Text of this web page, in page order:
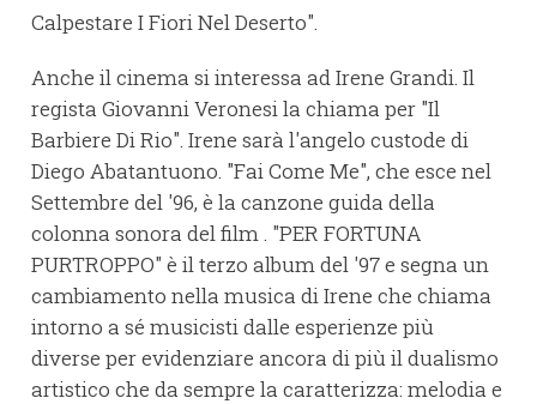
Calpestare I Fiori Nel Deserto".
Anche il cinema si interessa ad Irene Grandi. Il
regista Giovanni Veronesi la chiama per "Il
Barbiere Di Rio". Irene sarà l'angelo custode di
Diego Abatantuono. "Fai Come Me", che esce nel
Settembre del '96, è la canzone guida della
colonna sonora del film . "PER FORTUNA
PURTROPPO" è il terzo album del '97 e segna un
cambiamento nella musica di Irene che chiama
intorno a sé musicisti dalle esperienze più
diverse per evidenziare ancora di più il dualismo
artistico che da sempre la caratterizza: melodia e